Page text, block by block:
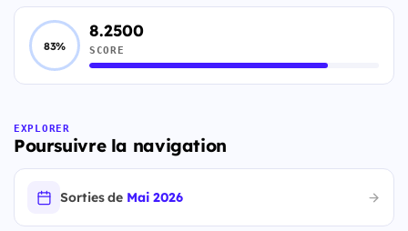
83%
8.2500
SCORE
EXPLORER
Poursuivre la navigation
Sorties de Mai 2026